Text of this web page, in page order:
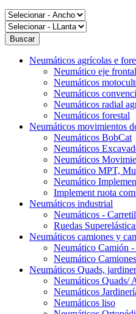
Neumáticos agrícolas e
Neumático eje
Neumáticos
Neumáticos
Neumáticos radial
Neumáticos forestal
Neumáticos movimientos
Neumáticos BobCat
Neumáticos
Neumáticos
Neumático MPT,
Neumático
Implement ruota
Neumáticos industrial
Neumáticos -
Ruedas
Neumáticos camiones y
Neumático Camión
Neumático
Neumáticos Quads,
Neumáticos Quads/
Neumáticos
Neumáticos liso